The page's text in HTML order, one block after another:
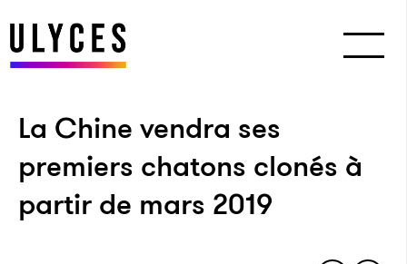
La Chine vendra ses
premiers chatons clonés à
partir de mars 2019